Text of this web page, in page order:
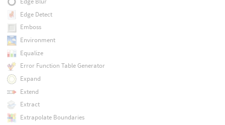
Edge Detect
Emboss
Environment
Equalize
Error Function Table Generator
Expand
Extend
Extract
Extrapolate Boundaries